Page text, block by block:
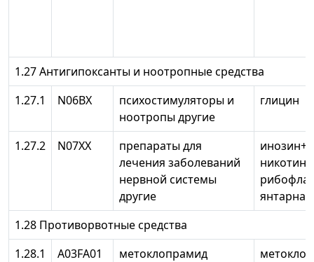
1.27 Антигипоксанты и ноотропные средства
1.27.1
N06BX
психостимуляторы и
ноотропы другие
глицин
1.27.2 N07XX
препараты для
лечения заболеваний
нервной системы
другие
инозин+
1.28 Противорвотные средства
1.28.1
A03FA01 метоклопрамид